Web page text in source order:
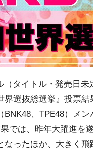
タイトル・発売日
界選抜総選挙』投票
、TPE48）メ
では、昨年大躍進を
なったほか、大きく